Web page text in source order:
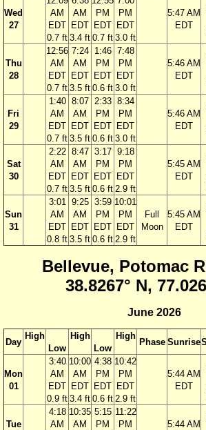
Wed
27
AM
EDT
0.7 ft
AM
EDT
3.4 ft
PM
EDT
0.7 ft
PM
EDT
3.0 ft
5:47 AM
EDT
Thu
28
12:56
AM
EDT
0.7 ft
7:24
AM
EDT
3.5 ft
1:46
PM
EDT
0.6 ft
7:48
PM
EDT
3.0 ft
5:46 AM
EDT
Fri
29
1:40
AM
EDT
0.7 ft
8:07
AM
EDT
3.5 ft
2:33
PM
EDT
0.6 ft
8:34
PM
EDT
3.0 ft
5:46 AM
EDT
Sat
30
2:22
AM
EDT
0.7 ft
8:47
AM
EDT
3.5 ft
3:17
PM
EDT
0.6 ft
9:18
PM
EDT
2.9 ft
5:45 AM
EDT
Sun
31
3:01
AM
EDT
0.8 ft
9:25
AM
EDT
3.5 ft
3:59
PM
EDT
0.6 ft
10:01
PM
EDT
2.9 ft
Full
Moon
5:45 AM
EDT
Bellevue, Potomac
38.8267° N,
June 2026
Day
High
Low
High
Low
High
Phase Sunrise
Mon
01
3:40
AM
EDT
0.9 ft
10:00
AM
EDT
3.4 ft
4:38
PM
EDT
0.6 ft
10:42
PM
EDT
2.9 ft
5:44 AM
EDT
Tue
4:18
AM
10:35
AM
5:15
PM
11:22
PM
5:44 AM